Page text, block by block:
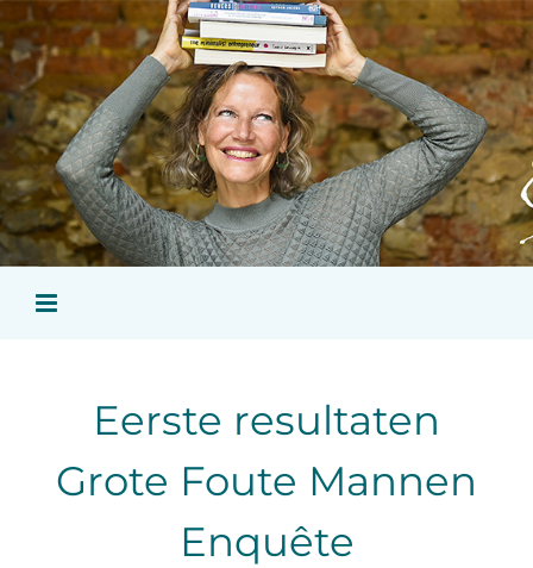
naar
inhoud
Eerste resultaten
Grote Foute Mannen
Enquête